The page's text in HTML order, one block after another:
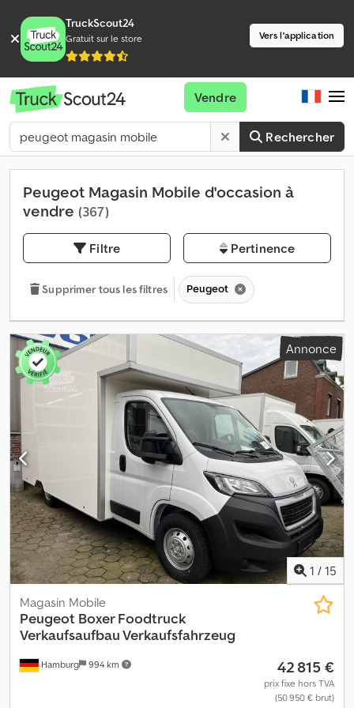
TruckScout24
Gratuit sur le store Vers l'application
Rechercher
Vendre
Peugeot Magasin Mobile d'occasion à
vendre (367)
Filtre Pertinence
Supprimer tous les filtres Peugeot
Annonce
1 / 15
Hamburg 994 km
Magasin Mobile
Peugeot Boxer Foodtruck
Verkaufsaufbau Verkaufsfahrzeug
42 815 €
prix fixe hors TVA
(50 950 € brut)